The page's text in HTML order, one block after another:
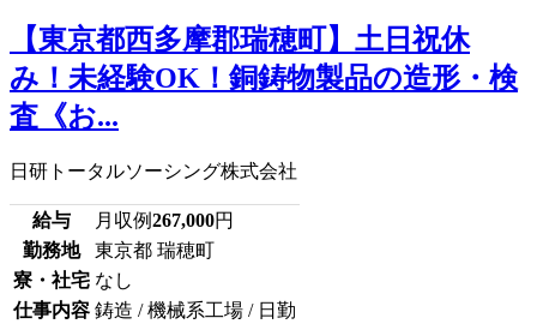
【東京都西多摩郡瑞穂町】土日祝休
み！未経験OK！銅鋳物製品の造形・検
査《お...
日研トータルソーシング株式会社
給与 月収例267,000円
勤務地
東京都 瑞穂町
寮・社宅 なし
仕事内容 鋳造 / 機械系工場 / 日勤